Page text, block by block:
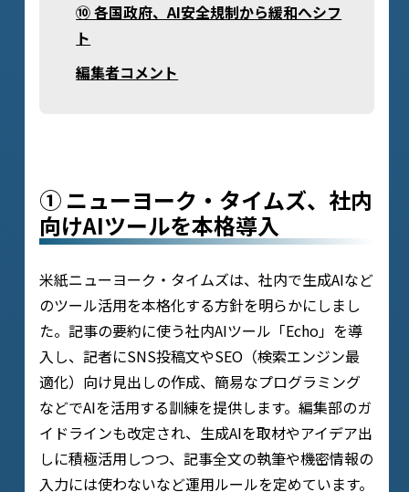
⑩ 各国政府、AI安全規制から緩和へシフ
ト
編集者コメント
① ニューヨーク・タイムズ、社内
向けAIツールを本格導入
米紙ニューヨーク・タイムズは、社内で生成AIなど
のツール活用を本格化する方針を明らかにしまし
た。記事の要約に使う社内AIツール「Echo」を導
入し、記者にSNS投稿文やSEO（検索エンジン最
適化）向け見出しの作成、簡易なプログラミング
などでAIを活用する訓練を提供します。編集部のガ
イドラインも改定され、生成AIを取材やアイデア出
しに積極活用しつつ、記事全文の執筆や機密情報の
入力には使わないなど運用ルールを定めています。